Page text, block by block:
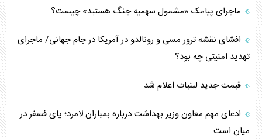
ماجرای پیامک «مشمول سهمیه جنگ هستید» چیست؟
افشای نقشه ترور مسی و رونالدو در آمریکا در جام جهانی/ ماجرای
تهدید امنیتی چه بود؟
قیمت جدید لبنیات اعلام شد
ادعای مهم معاون وزیر بهداشت درباره بمباران لامرد؛ پای فسفر در
میان است